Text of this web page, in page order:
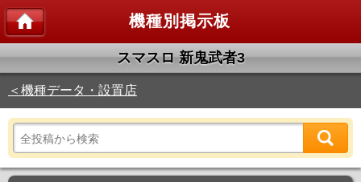
機種別掲示板
スマスロ 新鬼武者3
＜機種データ・設置店